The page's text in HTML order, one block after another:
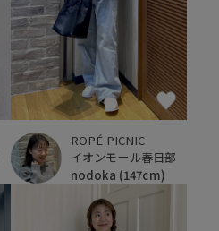
ROPÉ PICNIC
イオンモール春日部
nodoka (147cm)